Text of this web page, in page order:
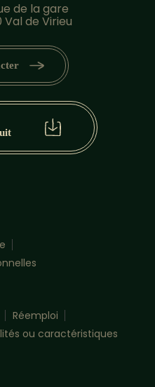
de la gare
Val de Virieu
Réemploi
ou caractéristiques